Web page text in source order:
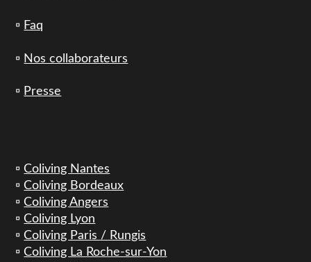
▫️ Faq
▫️ Nos collaborateurs
▫️ Presse
▫️Coliving Nantes
▫️Coliving Bordeaux
▫️Coliving Angers
▫️Coliving Lyon
▫️Coliving Paris / Rungis
▫️Coliving La Roche-sur-Yon